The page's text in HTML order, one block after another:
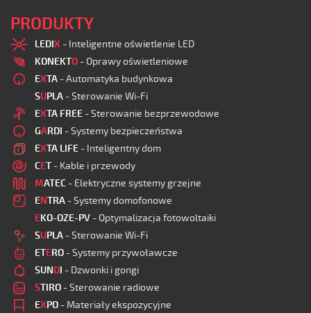
PRODUKTY
LEDIX - Inteligentne oświetlenie LED
KONEKTO - Oprawy oświetleniowe
EXTA - Automatyka budynkowa
SUPLA - Sterowanie Wi-Fi
EXTA FREE - Sterowanie bezprzewodowe
GARDI - Systemy bezpieczeństwa
EXTA LIFE - Inteligentny dom
CET - Kable i przewody
MATEC - Elektryczne systemy grzejne
ENTRA - Systemy domofonowe
EKO-OZE-PV - Optymalizacja fotowoltaiki
SUPLA - Sterowanie Wi-Fi
ETERO - Systemy przywoławcze
SUNDI - Dzwonki i gongi
STIRO - Sterowanie radiowe
EXPO - Materiały ekspozycyjne